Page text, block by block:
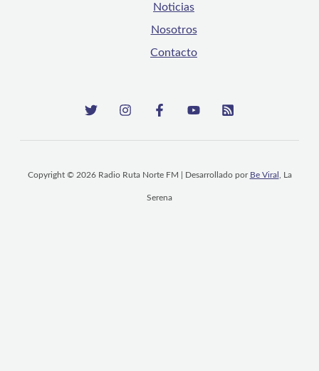
Noticias
Nosotros
Contacto
Copyright © 2026 Radio Ruta Norte FM | Desarrollado por Be Viral , La
Serena